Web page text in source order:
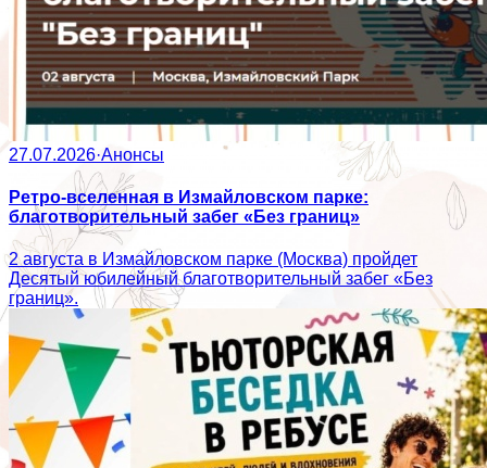
27.07.2026·Анонсы
Ретро-вселенная в Измайловском парке:
благотворительный забег «Без границ»
2 августа в Измайловском парке (Москва) пройдет
Десятый юбилейный благотворительный забег «Без
границ».